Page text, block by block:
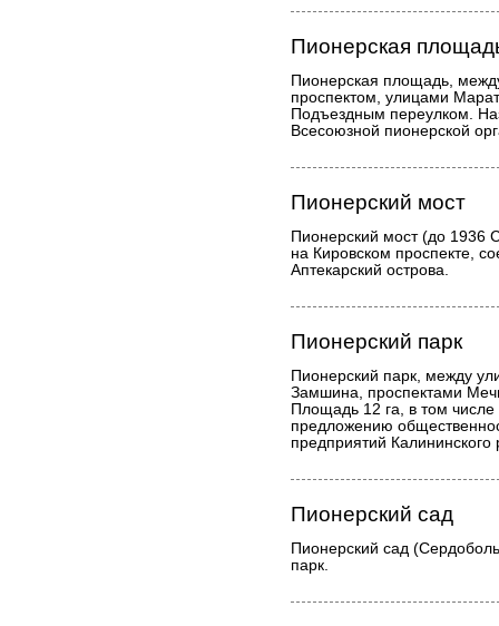
Пионерская
Пионерская площадь,
проспектом, улицами
Подъездным переулком.
Всесоюзной пионерской
Пионерский мост
Пионерский мост (до 1936
на Кировском проспекте,
Аптекарский острова.
Пионерский парк
Пионерский парк, между
Замшина, проспектами
Площадь 12 га, в том
предложению
предприятий Калининского
Пионерский сад
Пионерский сад
парк.